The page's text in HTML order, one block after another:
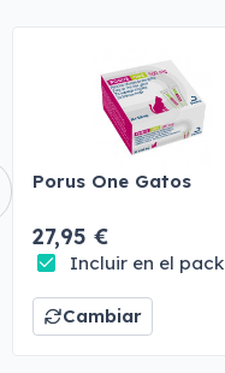
Porus One Gatos
27,95 €
Incluir en el pack
Cambiar